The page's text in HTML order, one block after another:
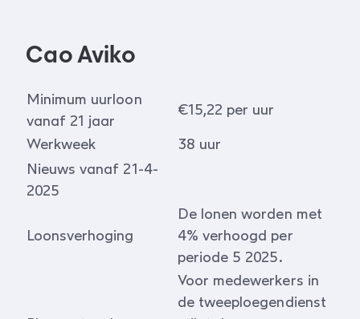
Cao Aviko
Minimum uurloon
vanaf 21 jaar
€15,22 per uur
Werkweek
38 uur
Nieuws vanaf 21-4-
2025
Loonsverhoging
De lonen worden met
4% verhoogd per
periode 5 2025.
Voor medewerkers in
de tweeploegendienst